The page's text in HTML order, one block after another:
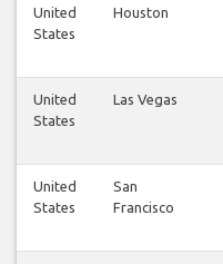
United
States
Houston
United
States
Las Vegas
United
States
San
Francisco